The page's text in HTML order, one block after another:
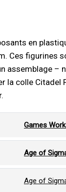
en
Ces figurines
assemblage –
la colle Citadel
Games
Age of
Age of